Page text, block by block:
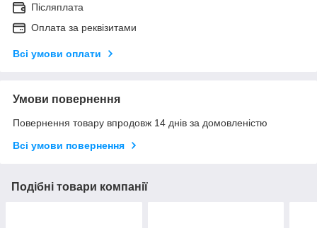
Післяплата
Оплата за реквізитами
Всі умови оплати
Умови повернення
Повернення товару впродовж 14 днів за домовленістю
Всі умови повернення
Подібні товари компанії